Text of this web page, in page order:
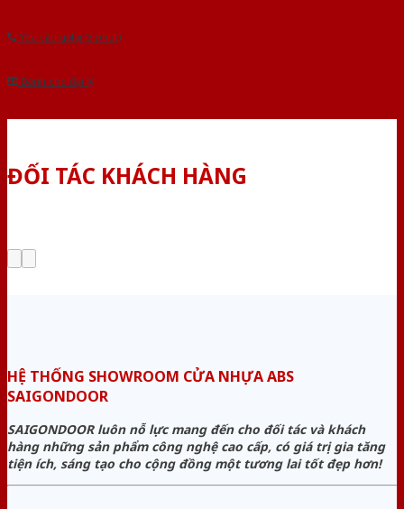
Yêu cầu gọi lại (3 phút)
Dành cho đại lý
ĐỐI TÁC KHÁCH HÀNG
HỆ THỐNG SHOWROOM CỬA NHỰA ABS
SAIGONDOOR
SAIGONDOOR luôn nỗ lực mang đến cho đối tác và khách
hàng những sản phẩm công nghệ cao cấp, có giá trị gia tăng
tiện ích, sáng tạo cho cộng đồng một tương lai tốt đẹp hơn!